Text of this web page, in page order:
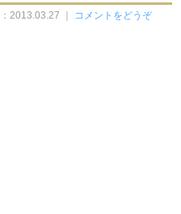
2013.03.27 ｜ コメントをどうぞ